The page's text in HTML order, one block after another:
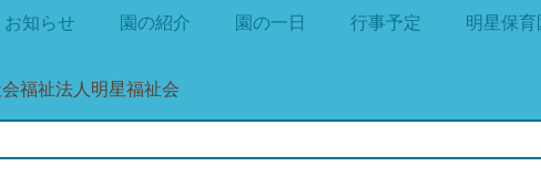
お知らせ 園の紹介 園の一日 行事予定 明星保